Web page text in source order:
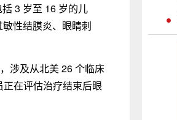
3 岁至 16 岁的儿
性结膜炎、眼睛刺
涉及从北美 26 个临床
在评估治疗结束后眼